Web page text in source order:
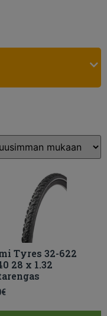
Tyres 32-622
28 x 1.32
€